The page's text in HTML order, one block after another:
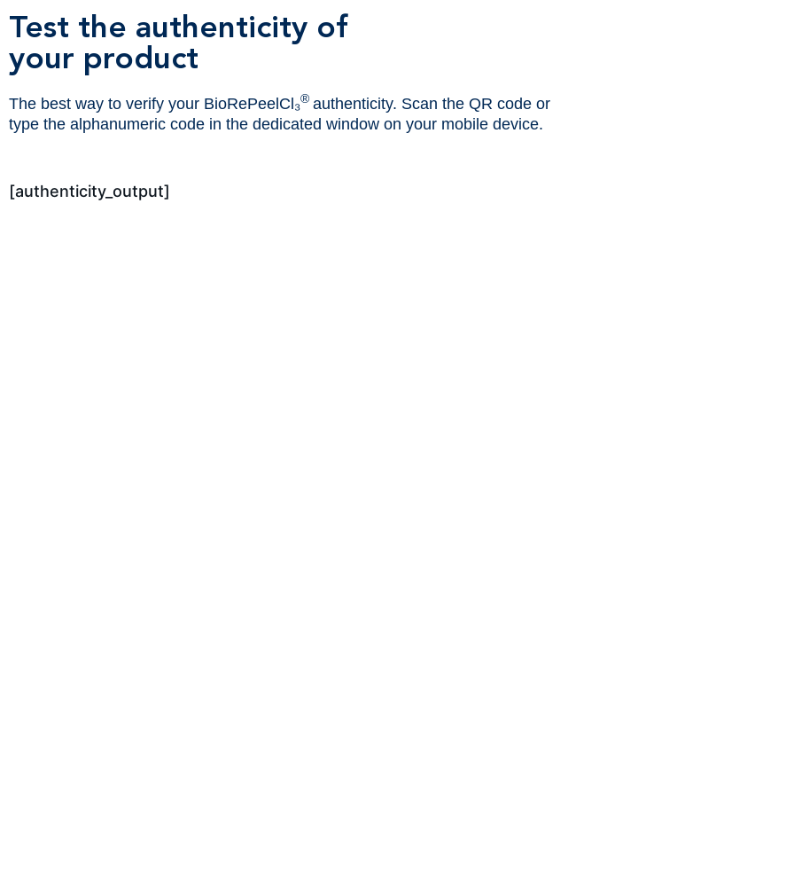
Test the authenticity of
your product
The best way to verify your BioRePeelCl₃® authenticity. Scan the QR code or
type the alphanumeric code in the dedicated window on your mobile device.
[authenticity_output]